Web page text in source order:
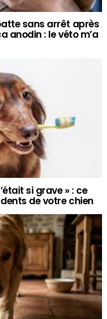
sans arrêt après
anodin : le véto m’a
si grave » : ce
de votre chien